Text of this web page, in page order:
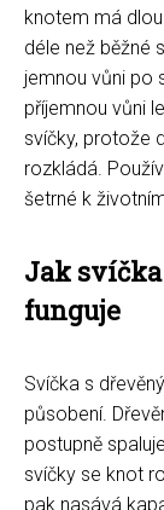
knotem má
déle než běžné
jemnou vůni po
příjemnou vůni
svíčky, protože
rozkládá.
šetrné k
Jak
funguje
Svíčka s
působení.
postupně
svíčky se knot
pak nasává